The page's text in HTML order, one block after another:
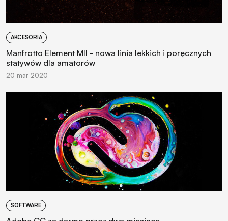
AKCESORIA
Manfrotto Element MII - nowa linia lekkich i poręcznych
statywów dla amatorów
20 mar 2020
SOFTWARE